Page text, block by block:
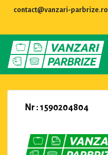
contact@vanzari-parbrize.ro
Nr : 1590204804